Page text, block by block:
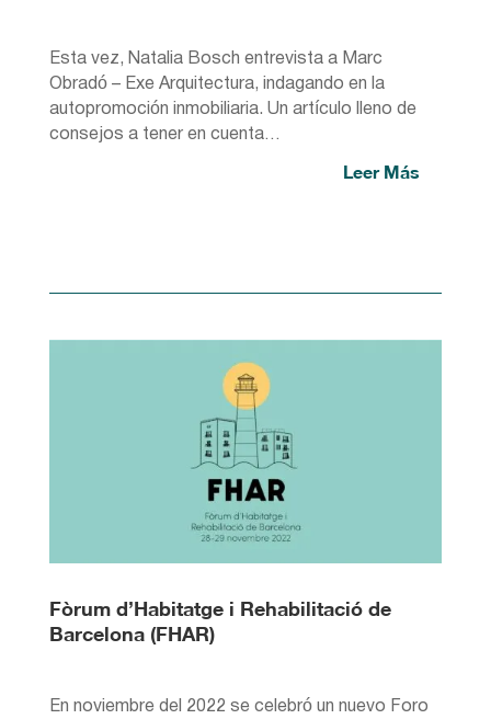
Esta vez, Natalia Bosch entrevista a Marc
Obradó – Exe Arquitectura, indagando en la
autopromoción inmobiliaria. Un artículo lleno de
consejos a tener en cuenta…
Leer Más
Fòrum d’Habitatge i Rehabilitació de
Barcelona (FHAR)
En noviembre del 2022 se celebró un nuevo Foro